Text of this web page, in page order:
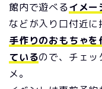
館内で遊べるイメー
などが入り口付近に
手作りのおもちゃ
ているので、チェッ
メ。